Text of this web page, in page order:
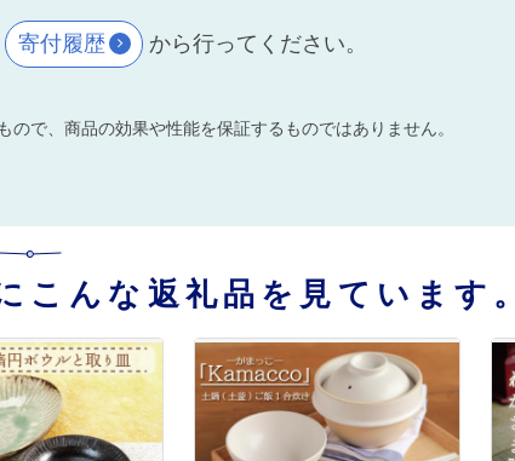
寄付履歴 から行ってください。
で、商品の効果や性能を保証するものではありません。
こんな返礼品を見ています。